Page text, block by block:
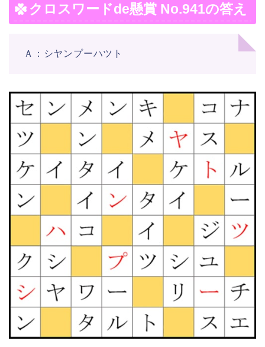
クロスワードde懸賞 No.941の答え
Ａ：シヤンプーハツト